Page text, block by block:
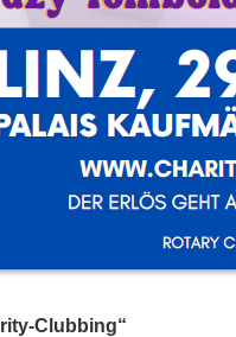
Clubbing“